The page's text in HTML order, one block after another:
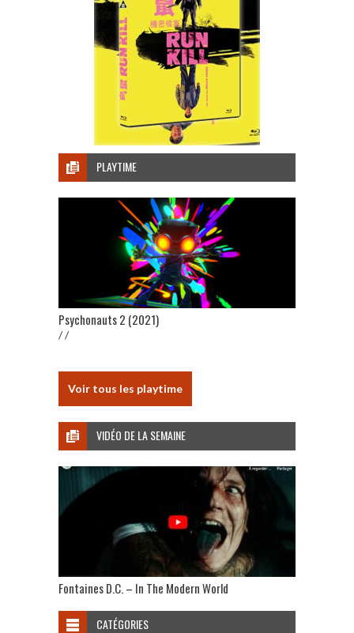
PLAYTIME
Psychonauts 2 (2021)
/ /
Voir tous les playtime
VIDÉO DE LA SEMAINE
Fontaines D.C. – In The Modern World
CATÉGORIES